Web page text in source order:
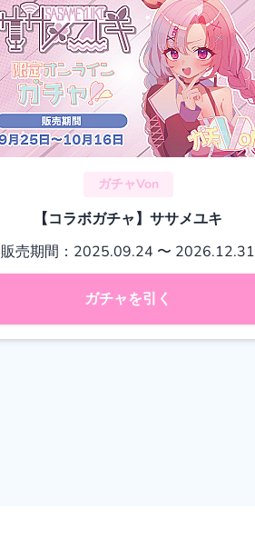
ガチャVon
【コラボガチャ】ササメユキ
販売期間：2025.09.24 〜 2026.12.31
ガチャを引く